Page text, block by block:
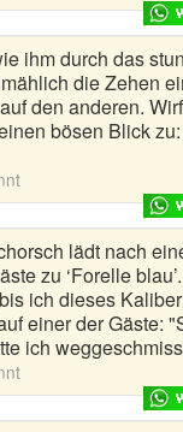
ihm durch das
die Zehen
den anderen.
bösen Blick
lädt nach
zu ‘Forelle
ich dieses
einer der Gäste:
ich